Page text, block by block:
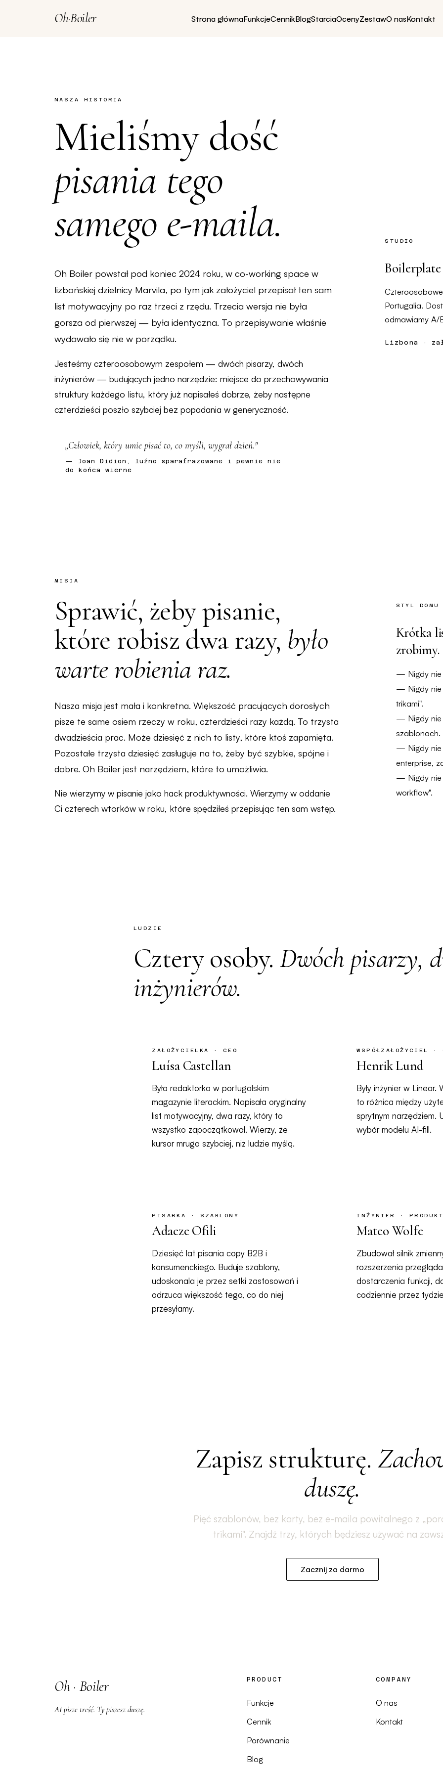
Oh·Boiler Strona głównaFunkcjeCennikBlogStarciaOcenyZestawO nasKontakt
NASZA HISTORIA
Mieliśmy dość
pisania tego
samego e-maila.
Oh Boiler powstał pod koniec 2024 roku, w co-working space w
lizbońskiej dzielnicy Marvila, po tym jak założyciel przepisał ten sam
list motywacyjny po raz trzeci z rzędu. Trzecia wersja nie była
gorsza od pierwszej — była identyczna. To przepisywanie właśnie
wydawało się nie w porządku.
Jesteśmy czteroosobowym zespołem — dwóch pisarzy, dwóch
inżynierów — budujących jedno narzędzie: miejsce do przechowywania
struktury każdego listu, który już napisałeś dobrze, żeby następne
czterdzieści poszło szybciej bez popadania w generyczność.
„Człowiek, który umie pisać to, co myśli, wygrał dzień."
— Joan Didion, luźno sparafrazowane i pewnie nie
do końca wierne
STUDIO
Portugalia.
odmawiamy A/
Lizbona ·
MISJA
Sprawić, żeby pisanie,
które robisz dwa razy, było
warte robienia raz.
Nasza misja jest mała i konkretna. Większość pracujących dorosłych
pisze te same osiem rzeczy w roku, czterdzieści razy każdą. To trzysta
dwadzieścia prac. Może dziesięć z nich to listy, które ktoś zapamięta.
Pozostałe trzysta dziesięć zasługuje na to, żeby być szybkie, spójne i
dobre. Oh Boiler jest narzędziem, które to umożliwia.
Nie wierzymy w pisanie jako hack produktywności. Wierzymy w oddanie
Ci czterech wtorków w roku, które spędziłeś przepisując ten sam wstęp.
STYL DOMU
Krótka
zrobimy.
— Nigdy nie
— Nigdy nie
trikami".
— Nigdy nie
szablonach.
— Nigdy nie
enterprise,
— Nigdy nie
workflow".
LUDZIE
Cztery osoby. Dwóch pisarzy,
inżynierów.
ZAŁOŻYCIELKA · CEO
Luísa Castellan
Była redaktorka w portugalskim
magazynie literackim. Napisała oryginalny
list motywacyjny, dwa razy, który to
wszystko zapoczątkował. Wierzy, że
kursor mruga szybciej, niż ludzie myślą.
WSPÓŁZAŁOŻYCIEL ·
Henrik Lund
Były inżynier w Linear.
to różnica między
sprytnym narzędziem.
wybór modelu AI-fill.
PISARKA · SZABLONY
Adaeze Ofili
Dziesięć lat pisania copy B2B i
konsumenckiego. Buduje szablony,
udoskonala je przez setki zastosowań i
odrzuca większość tego, co do niej
przesyłamy.
INŻYNIER · PRODUKT
Mateo Wolfe
Zbudował silnik
rozszerzenia
dostarczenia funkcji,
codziennie przez
Zapisz strukturę.
duszę.
Pięć szablonów, bez karty, bez e-maila powitalnego z
trikami". Znajdź trzy, których będziesz używać na
Zacznij za darmo
Oh· Boiler
AI pisze treść. Ty piszesz duszę.
PRODUCT
Funkcje
Cennik
Porównanie
Blog
COMPANY
O nas
Kontakt